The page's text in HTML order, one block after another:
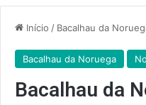
Início / Bacalhau da
Bacalhau da Noruega
Bacalhau da